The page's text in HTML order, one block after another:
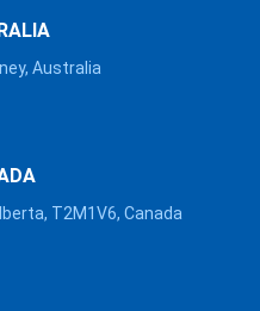
Australia
T2M1V6, Canada